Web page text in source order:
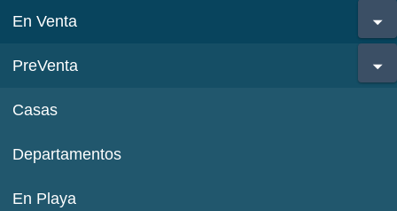
En Venta
PreVenta
Casas
Departamentos
En Playa